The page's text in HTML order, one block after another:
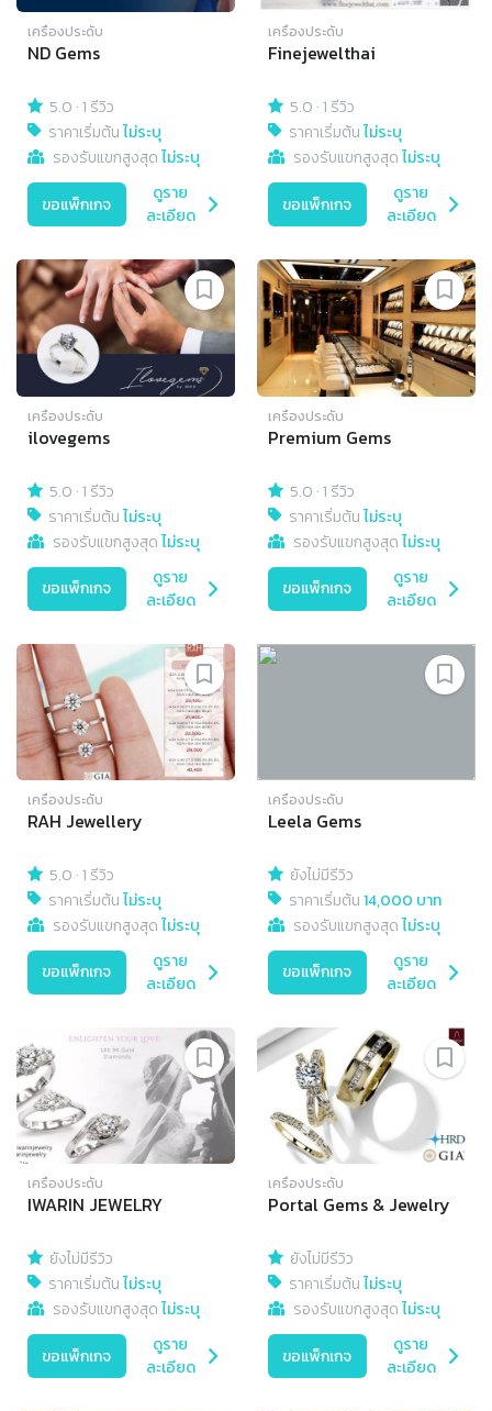
เครื่องประดับ
ND Gems
5.0 ·1 รีวิว
ราคาเริ่มต้นไม่ระบุ
รองรับแขกสูงสุดไม่ระบุ
ขอแพ็กเกจ
ดูราย
ละเอียด
เครื่องประดับ
Finejewelthai
5.0 ·1 รีวิว
ราคาเริ่มต้นไม่ระบุ
รองรับแขกสูงสุดไม่ระบุ
ขอแพ็กเกจ
ดูราย
ละเอียด
เครื่องประดับ
ilovegems
5.0 ·1 รีวิว
ราคาเริ่มต้นไม่ระบุ
รองรับแขกสูงสุดไม่ระบุ
ขอแพ็กเกจ
ดูราย
ละเอียด
เครื่องประดับ
Premium Gems
5.0 ·1 รีวิว
ราคาเริ่มต้นไม่ระบุ
รองรับแขกสูงสุดไม่ระบุ
ขอแพ็กเกจ
ดูราย
ละเอียด
เครื่องประดับ
RAH Jewellery
5.0 ·1 รีวิว
ราคาเริ่มต้นไม่ระบุ
รองรับแขกสูงสุดไม่ระบุ
ขอแพ็กเกจ
ดูราย
ละเอียด
เครื่องประดับ
Leela Gems
ยังไม่มีรีวิว
ราคาเริ่มต้น14,000 บาท
รองรับแขกสูงสุดไม่ระบุ
ขอแพ็กเกจ
ดูราย
ละเอียด
เครื่องประดับ
IWARIN JEWELRY
ยังไม่มีรีวิว
ราคาเริ่มต้นไม่ระบุ
รองรับแขกสูงสุดไม่ระบุ
ขอแพ็กเกจ
ดูราย
ละเอียด
เครื่องประดับ
Portal Gems & Jewelry
ยังไม่มีรีวิว
ราคาเริ่มต้นไม่ระบุ
รองรับแขกสูงสุดไม่ระบุ
ขอแพ็กเกจ
ดูราย
ละเอียด